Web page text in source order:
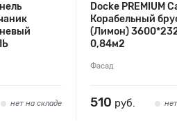
нет на складе
Docke PREMIUM
Корабельный
(Лимон)
0,84м2
Фасад
510 руб.